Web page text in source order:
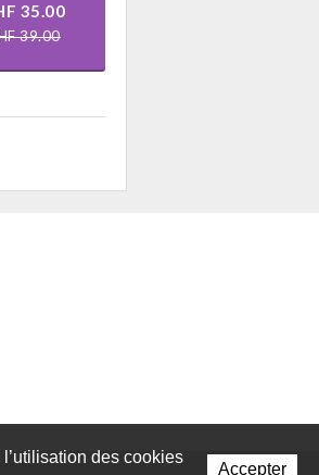
35.00
39.00
des cookies
Accepter